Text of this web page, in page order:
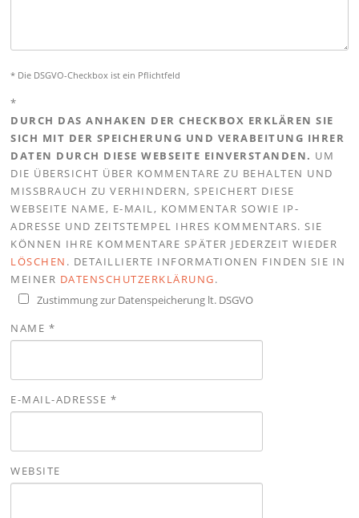
* Die DSGVO-Checkbox ist ein Pflichtfeld
*
DURCH DAS ANHAKEN DER CHECKBOX ERKLÄREN SIE
SICH MIT DER SPEICHERUNG UND VERABEITUNG IHRER
DATEN DURCH DIESE WEBSEITE EINVERSTANDEN. UM
DIE ÜBERSICHT ÜBER KOMMENTARE ZU BEHALTEN UND
MISSBRAUCH ZU VERHINDERN, SPEICHERT DIESE
WEBSEITE NAME, E-MAIL, KOMMENTAR SOWIE IP-
ADRESSE UND ZEITSTEMPEL IHRES KOMMENTARS. SIE
KÖNNEN IHRE KOMMENTARE SPÄTER JEDERZEIT WIEDER
LÖSCHEN . DETAILLIERTE INFORMATIONEN FINDEN SIE IN
MEINER DATENSCHUTZERKLÄRUNG.
Zustimmung zur Datenspeicherung lt. DSGVO
NAME *
E-MAIL-ADRESSE *
WEBSITE